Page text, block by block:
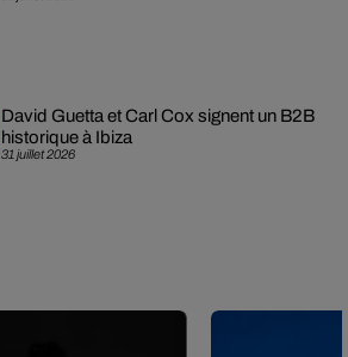
31 juillet 2026
David Guetta et Carl Cox signent un B2B
historique à Ibiza